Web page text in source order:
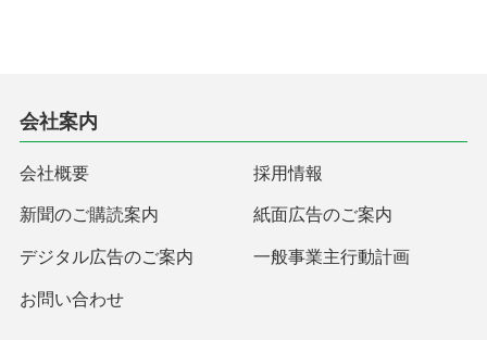
会社案内
会社概要 採用情報
新聞のご購読案内 紙面広告のご案内
デジタル広告のご案内 一般事業主行動計画
お問い合わせ